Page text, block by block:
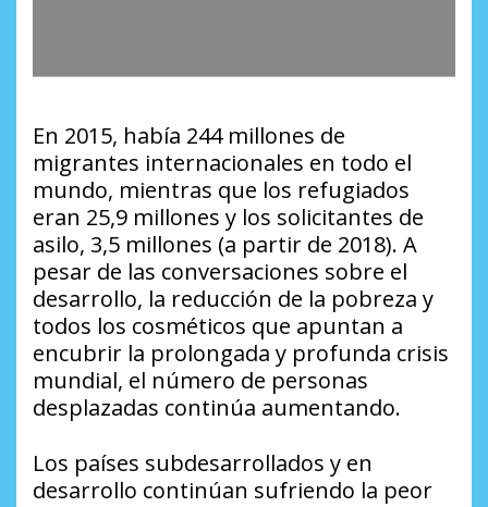
En 2015, había 244 millones de
migrantes internacionales en todo el
mundo, mientras que los refugiados
eran 25,9 millones y los solicitantes de
asilo, 3,5 millones (a partir de 2018). A
pesar de las conversaciones sobre el
desarrollo, la reducción de la pobreza y
todos los cosméticos que apuntan a
encubrir la prolongada y profunda crisis
mundial, el número de personas
desplazadas continúa aumentando.
Los países subdesarrollados y en
desarrollo continúan sufriendo la peor